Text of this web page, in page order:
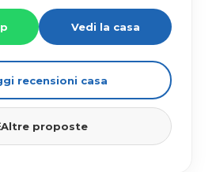
Vedi la casa
recensioni casa
Altre proposte